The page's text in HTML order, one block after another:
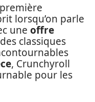
lorsqu’on parle
une offre
classiques
, Crunchyroll
pour les